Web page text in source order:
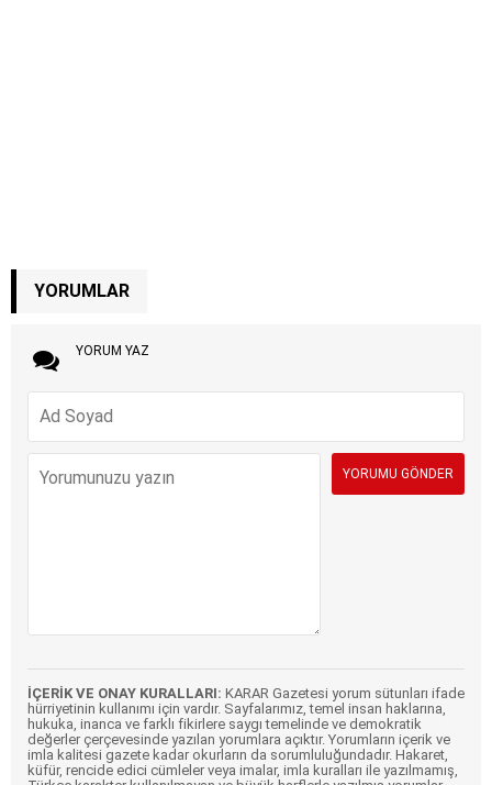
YORUMLAR
YORUM YAZ
İÇERİK VE ONAY KURALLARI: KARAR Gazetesi yorum sütunları ifade
hürriyetinin kullanımı için vardır. Sayfalarımız, temel insan haklarına,
hukuka, inanca ve farklı fikirlere saygı temelinde ve demokratik
değerler çerçevesinde yazılan yorumlara açıktır. Yorumların içerik ve
imla kalitesi gazete kadar okurların da sorumluluğundadır. Hakaret,
küfür, rencide edici cümleler veya imalar, imla kuralları ile yazılmamış,